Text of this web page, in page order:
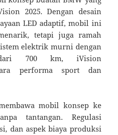
2025. Dengan desain
LED adaptif, mobil ini
tetapi juga ramah
elektrik murni dengan
700 km, iVision
performa sport dan
mobil konsep ke
tantangan. Regulasi
dan aspek biaya produksi